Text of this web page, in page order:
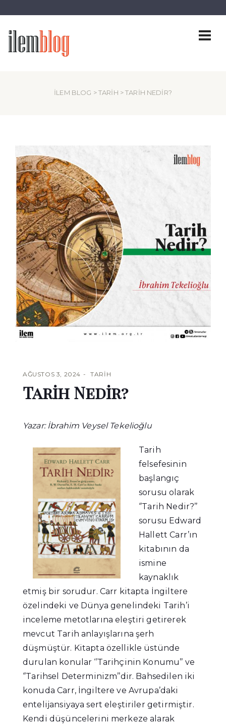
İLEM BLOG >TARIH > TARIH NEDIR?
AĞUSTOS 3, 2024 TARIH
Tarih Nedir?
Yazar: İbrahim Veysel Tekelioğlu
Tarih
felsefesinin
başlangıç
sorusu olarak
‘’Tarih Nedir?’’
sorusu Edward
Hallett Carr’ın
kitabının da
ismine
kaynaklık
etmiş bir sorudur. Carr kitapta İngiltere
özelindeki ve Dünya genelindeki Tarih’i
inceleme metotlarına eleştiri getirerek
mevcut Tarih anlayışlarına şerh
düşmüştür. Kitapta özellikle üstünde
durulan konular ‘’Tarihçinin Konumu’’ ve
‘’Tarihsel Determinizm’’dir. Bahsedilen iki
konuda Carr, İngiltere ve Avrupa’daki
entelijansiyaya sert eleştiriler getirmiştir.
Kendi düşüncelerini merkeze alarak